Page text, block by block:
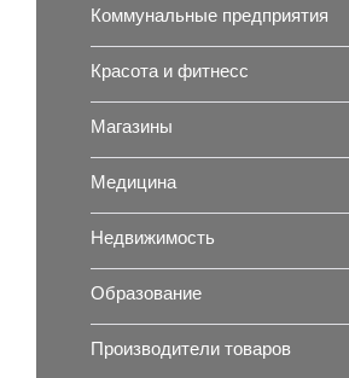
Коммунальные предприятия
Красота и фитнесс
Магазины
Медицина
Недвижимость
Образование
Производители товаров